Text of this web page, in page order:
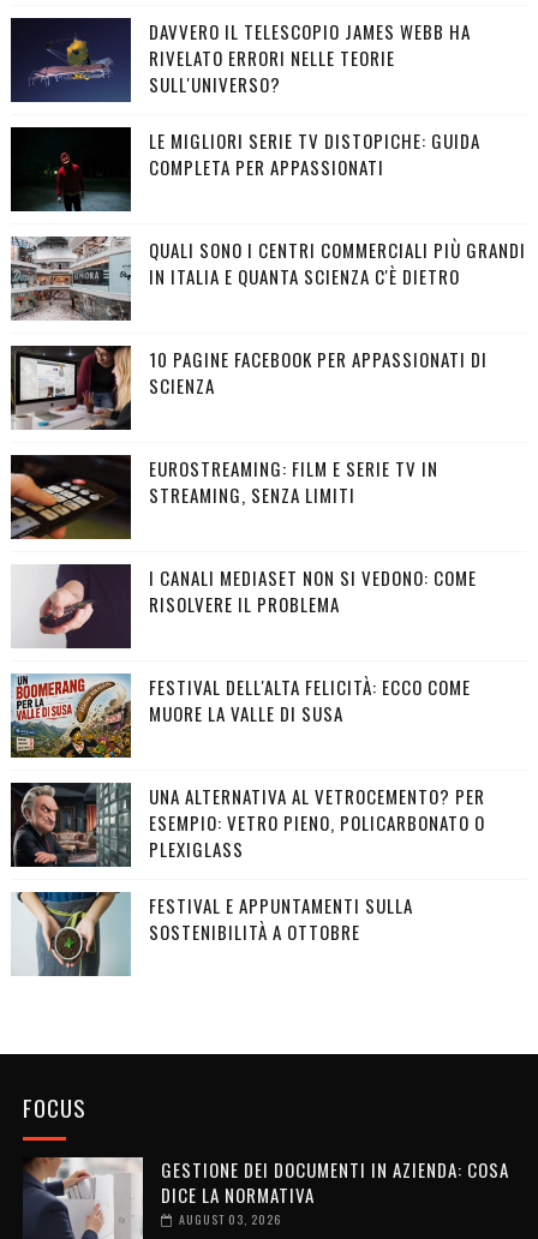
DAVVERO IL TELESCOPIO JAMES WEBB HA
RIVELATO ERRORI NELLE TEORIE
SULL'UNIVERSO?
LE MIGLIORI SERIE TV DISTOPICHE: GUIDA
COMPLETA PER APPASSIONATI
QUALI SONO I CENTRI COMMERCIALI PIÙ GRANDI
IN ITALIA E QUANTA SCIENZA C'È DIETRO
10 PAGINE FACEBOOK PER APPASSIONATI DI
SCIENZA
EUROSTREAMING: FILM E SERIE TV IN
STREAMING, SENZA LIMITI
I CANALI MEDIASET NON SI VEDONO: COME
RISOLVERE IL PROBLEMA
FESTIVAL DELL'ALTA FELICITÀ: ECCO COME
MUORE LA VALLE DI SUSA
UNA ALTERNATIVA AL VETROCEMENTO? PER
ESEMPIO: VETRO PIENO, POLICARBONATO O
PLEXIGLASS
FESTIVAL E APPUNTAMENTI SULLA
SOSTENIBILITÀ A OTTOBRE
FOCUS
GESTIONE DEI DOCUMENTI IN AZIENDA: COSA
DICE LA NORMATIVA
AUGUST 03, 2026